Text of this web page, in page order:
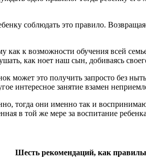
соблюдать это пра­вило.
как к возможности обучения всей
как ноет наш сын, добиваясь
может это полу­чить запросто без
интересное занятие взамен
тогда они имен­но так и
в той же мере за воспитание
Шесть рекомендаций, как